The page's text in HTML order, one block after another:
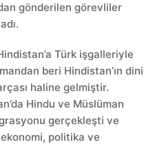
gönderilen görevliler
Türk işgalleriyle
beri Hindistan’ın dini
haline gelmiştir.
Hindu ve Müslüman
gerçekleşti ve
ekonomi, politika ve